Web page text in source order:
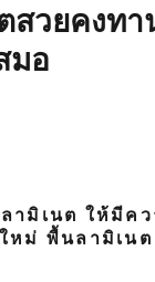
สวยคงทา
มอ
ามิเนต ให้มีค
หม่ พื้นลามิเนต